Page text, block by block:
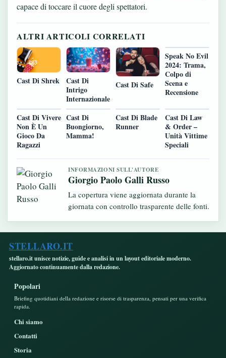
capace di toccare il cuore degli spettatori.
ALTRI ARTICOLI CORRELATI
Cast Di Shrek
Cast Di
Intrigo
Internazionale
Cast Di Safe
Speak No Evil
2024: Trama,
Colpo di
Scena e
Recensione
Cast Di Vivere
Non È Un
Gioco Da
Ragazzi
Cast Di
Buongiorno,
Mamma!
Cast Di Blade
Runner
Cast Di Law
& Order –
Unità Vittime
Speciali
INFORMAZIONI SULL'AUTORE
Giorgio Paolo Galli Russo
La copertura viene aggiornata durante la
giornata con controllo trasparente delle fonti.
STELLARO.IT
stellaro.it unisce notizie, guide e analisi in un layout editoriale moderno.
Aggiornato continuamente dalla redazione.
Popolari
Briefing quotidiani della redazione e risorse di trasparenza, pensati per una verifica
rapida.
Chi siamo
Contatti
Storia